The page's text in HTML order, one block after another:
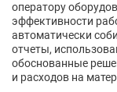
оператору
эффективности
автоматически
отчеты,
обоснованные
и расходов на